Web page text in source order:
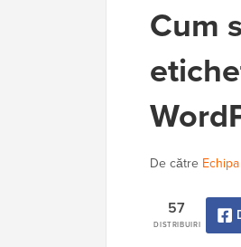
Cum
De către
DISTRIBUIRI
57